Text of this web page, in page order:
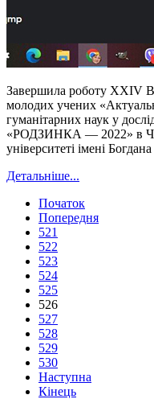
Завершила роботу XXIV
молодих учених
гуманітарних наук у
«РОДЗИНКА — 2022» в
університеті імені
Детальніше...
Початок
Попередня
521
522
523
524
525
526
527
528
529
530
Наступна
Кінець